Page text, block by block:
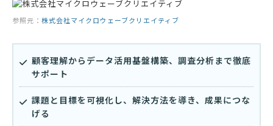
参照元： 株式会社マイクロウェーブクリエイティブ
顧客理解からデータ活用基盤構築、調査分析まで徹底
サポート
課題と目標を可視化し、解決方法を導き、成果につな
げる